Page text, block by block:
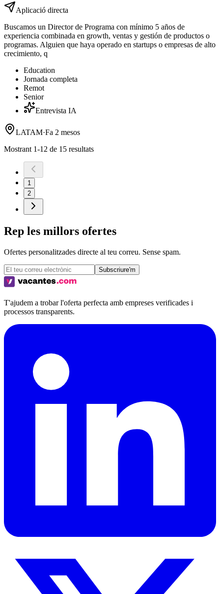
Aplicació directa
Buscamos un Director de Programa con mínimo 5 años de
experiencia combinada en growth, ventas y gestión de productos o
programas. Alguien que haya operado en startups o empresas de alto
crecimiento, q
Education
Jornada completa
Remot
Senior
Entrevista IA
LATAM·Fa 2 mesos
Mostrant 1-12 de 15 resultats
1
2
Rep les millors ofertes
Ofertes personalitzades directe al teu correu. Sense spam.
Subscriure'm
T'ajudem a trobar l'oferta perfecta amb empreses verificades i
processos transparents.